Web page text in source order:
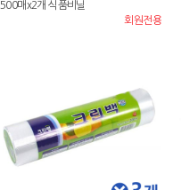
500매x2개 식품비닐
회원전용